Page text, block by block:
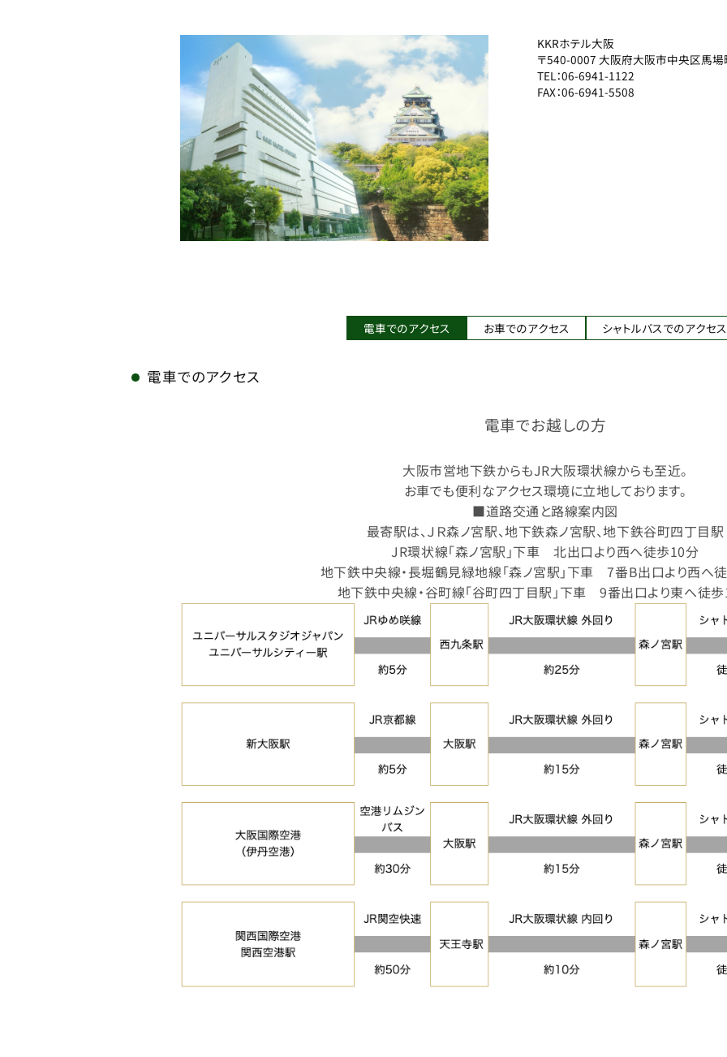
KKRホテル大阪
〒540-0007 大阪府大阪市中央区馬
TEL：06-6941-1122
FAX：06-6941-5508
電車でのアクセス お車でのアクセス シャトルバスでのアクセス
電車でのアクセス
電車でお越しの方
大阪市営地下鉄からもJR大阪環状線からも至近。
お車でも便利なアクセス環境に立地しております。
■道路交通と路線案内図
最寄駅は、ＪＲ森ノ宮駅、地下鉄森ノ宮駅、地下鉄谷町四丁目駅
JR環状線「森ノ宮駅」下車 北出口より西へ徒歩10分
地下鉄中央線・長堀鶴見緑地線「森ノ宮駅」下車 7番B出口より西へ
地下鉄中央線・谷町線「谷町四丁目駅」下車 9番出口より東へ徒